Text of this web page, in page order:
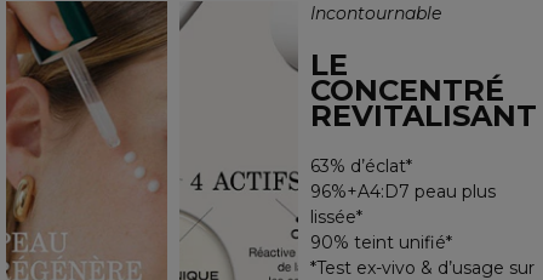
Incontournable
LE
CONCENTRÉ
REVITALISANT
63% d’éclat*
96%+A4:D7 peau plus
lissée*
90% teint unifié*
*Test ex-vivo & d’usage sur